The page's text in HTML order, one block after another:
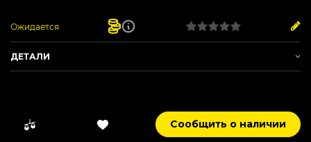
Ожидается
ДЕТАЛИ
Вес -
100 г
Гастрономия
Сообщить о наличии